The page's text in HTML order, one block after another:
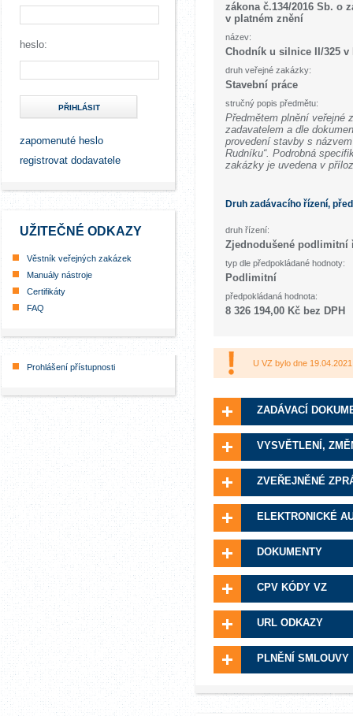
heslo:
PŘIHLÁSIT
zapomenuté heslo
registrovat dodavatele
UŽITEČNÉ ODKAZY
Věstník veřejných zakázek
Manuály nástroje
Certifikáty
FAQ
Prohlášení přístupnosti
zákona č.134/2016 Sb. o
v platném znění
název:
Chodník u silnice II/325 v
druh veřejné zakázky:
Stavební práce
stručný popis předmětu:
Předmětem plnění veřejné
zadavatelem a dle
provedení stavby s
Rudníku“. Podrobná
zakázky je uvedena v
Druh zadávacího řízení,
druh řízení:
Zjednodušené podlimitní
typ dle předpokládané hodnoty:
Podlimitní
předpokládaná hodnota:
8 326 194,00 Kč bez DPH
U VZ bylo dne
ZADÁVACÍ
VYSVĚTLENÍ,
ZVEŘEJNĚNÉ
ELEKTRONICKÉ
DOKUMENTY
CPV KÓDY VZ
URL ODKAZY
PLNĚNÍ SMLOUVY